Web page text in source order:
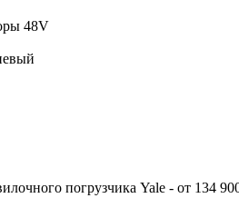
48V
погрузчика Yale - от 134